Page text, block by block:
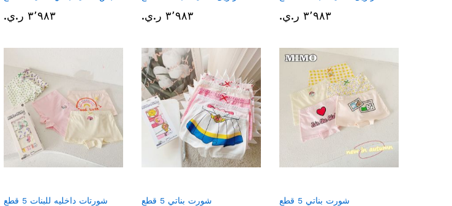
٣٬٩٨٣ ر.ي.‏ ٣٬٩٨٣ ر.ي.‏ ٣٬٩٨٣ ر.ي.‏
شورتات داخليه للبنات 5 قطع شورت بناتي 5 قطع شورت بناتي 5 قطع